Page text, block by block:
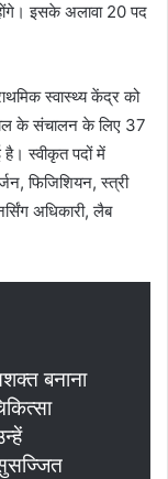
इसके अलावा 20 पद
स्वास्थ्य केंद्र को
के संचालन के लिए 37
है। स्वीकृत पदों में
फिजिशियन, स्त्री
अधिकारी, लैब
बनाना